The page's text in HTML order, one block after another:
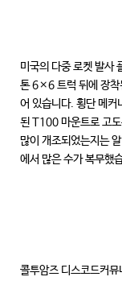
미국의 다중 로켓 발
톤 6×6 트럭 뒤에 장착
어 있습니다. 횡단 메
된 T100 마운트로 고
많이 개조되었는지는
에서 많은 수가 복무했
콜투암즈 디스코드커